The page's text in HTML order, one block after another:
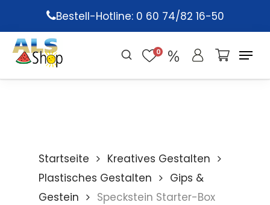
main
content
Bestell-Hotline: 0 60 74/82 16-50
0
Startseite
Kreatives Gestalten
Plastisches Gestalten
Gips &
Gestein
Speckstein Starter-Box